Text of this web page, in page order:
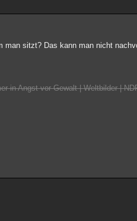
sitzt? Das kann man nicht
in Angst vor Gewalt | Weltbilder |